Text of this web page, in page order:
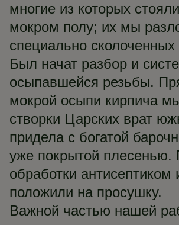
многие из которых
мокром полу; их мы
специально
Был начат разбор и
осыпавшейся резьбы.
мокрой осыпи кирпича
створки Царских врат
придела с богатой
уже покрытой плесенью.
обработки антисептиком
положили на просушку.
Важной частью нашей